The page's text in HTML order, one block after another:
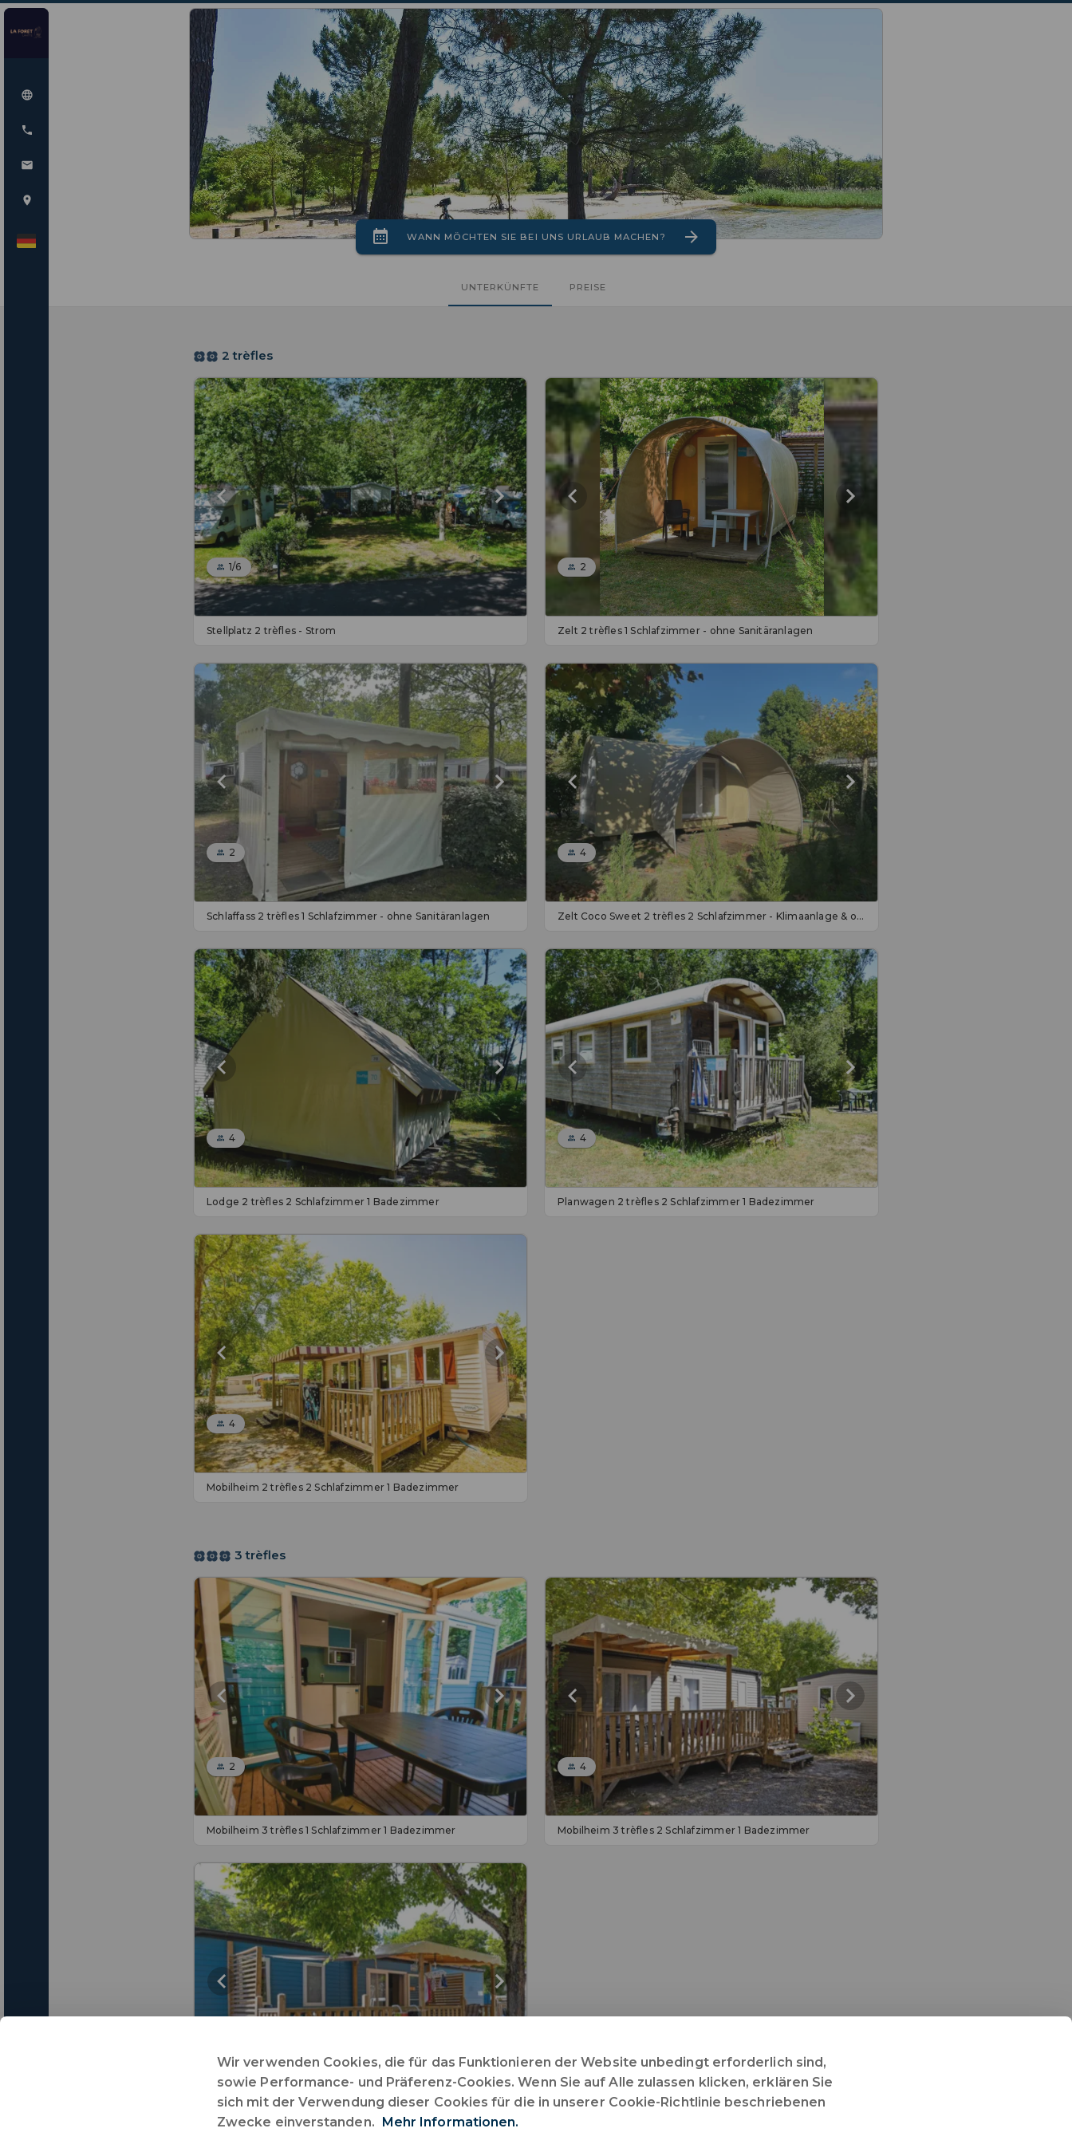
WANN MÖCHTEN SIE BEI UNS URLAUB MACHEN?
UNTERKÜNFTE PREISE
2 trèfles
1/6
Stellplatz 2 trèfles - Strom
2
Zelt 2 trèfles 1 Schlafzimmer - ohne Sanitäranlagen
2
Schlaffass 2 trèfles 1 Schlafzimmer - ohne Sanitäranlagen
4
Zelt Coco Sweet 2 trèfles 2 Schlafzimmer - Klimaanlage & ohne Sanitäranlagen
4
Lodge 2 trèfles 2 Schlafzimmer 1 Badezimmer
4
Planwagen 2 trèfles 2 Schlafzimmer 1 Badezimmer
4
Mobilheim 2 trèfles 2 Schlafzimmer 1 Badezimmer
3 trèfles
2
Mobilheim 3 trèfles 1 Schlafzimmer 1 Badezimmer
4
Mobilheim 3 trèfles 2 Schlafzimmer 1 Badezimmer
Mobilheim 3 trèfles 4 Schlafzimmer 2 Badezimmer
Wir verwenden Cookies, die für das Funktionieren der Website unbedingt erforderlich sind,
sowie Performance- und Präferenz-Cookies. Wenn Sie auf Alle zulassen klicken, erklären Sie
sich mit der Verwendung dieser Cookies für die in unserer Cookie-Richtlinie beschriebenen
Zwecke einverstanden. Mehr Informationen.